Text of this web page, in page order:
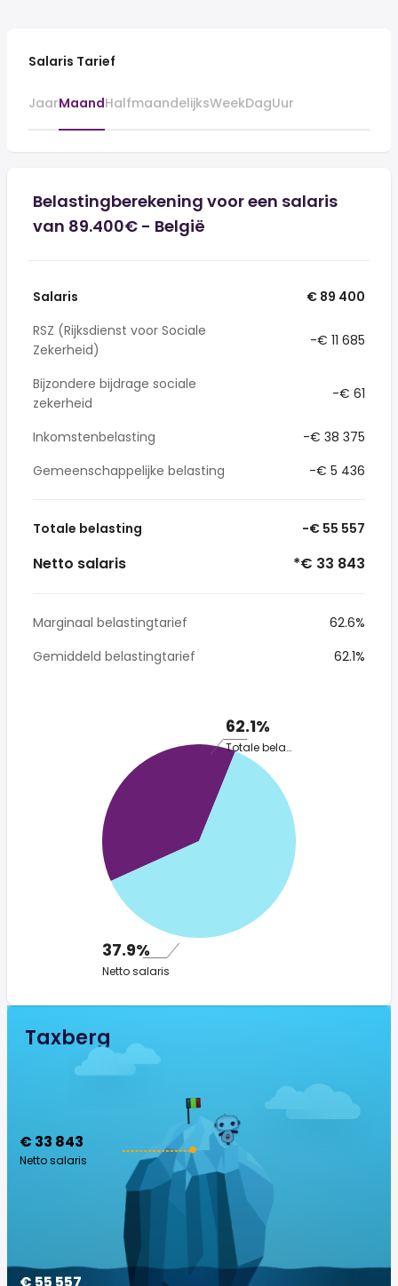
Salaris Tarief
JaarMaandHalfmaandelijksWeekDagUur
Belastingberekening voor een salaris
van 89.400€ - België
Salaris
€ 89 400
RSZ (Rijksdienst voor Sociale
Zekerheid)
-€ 11 685
Bijzondere bijdrage sociale
zekerheid
-€ 61
Inkomstenbelasting
-€ 38 375
Gemeenschappelijke belasting
-€ 5 436
Totale belasting -€ 55 557
Netto salaris *€ 33 843
Marginaal belastingtarief
62.6%
Gemiddeld belastingtarief
62.1%
62.1%
Totale belasting
37.9%
Netto salaris
Taxberg
€ 33 843
Netto salaris